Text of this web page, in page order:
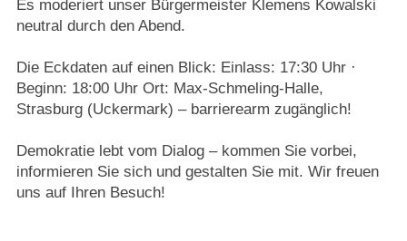
Es moderiert unser Bürgermeister Klemens Kowalski
neutral durch den Abend.
Die Eckdaten auf einen Blick: Einlass: 17:30 Uhr ·
Beginn: 18:00 Uhr Ort: Max-Schmeling-Halle,
Strasburg (Uckermark) – barrierearm zugänglich!
Demokratie lebt vom Dialog – kommen Sie vorbei,
informieren Sie sich und gestalten Sie mit. Wir freuen
uns auf Ihren Besuch!